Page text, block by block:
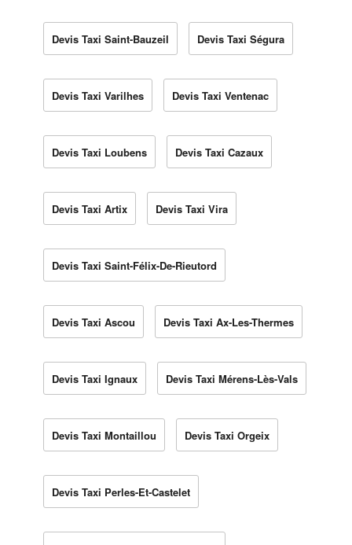
Devis Taxi Saint-Bauzeil Devis Taxi Ségura
Devis Taxi Varilhes Devis Taxi Ventenac
Devis Taxi Loubens Devis Taxi Cazaux
Devis Taxi Artix Devis Taxi Vira
Devis Taxi Saint-Félix-De-Rieutord
Devis Taxi Ascou Devis Taxi Ax-Les-Thermes
Devis Taxi Ignaux Devis Taxi Mérens-Lès-Vals
Devis Taxi Montaillou Devis Taxi Orgeix
Devis Taxi Perles-Et-Castelet